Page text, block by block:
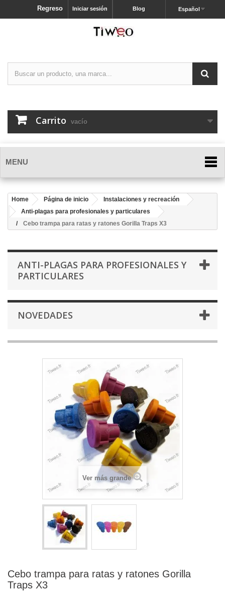
Español
Blog
Iniciar sesión
Regreso
Carrito vacío
MENU
Home Página de inicio
Instalaciones y recreación
Anti-plagas para profesionales y particulares
Cebo trampa para ratas y ratones Gorilla Traps X3
ANTI-PLAGAS PARA PROFESIONALES Y
PARTICULARES
NOVEDADES
Ver más grande
Cebo trampa para ratas y ratones Gorilla
Traps X3